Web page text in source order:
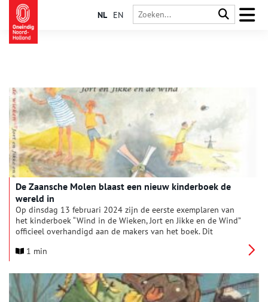
NL EN
De Zaansche Molen blaast een nieuw kinderboek de
wereld in
Op dinsdag 13 februari 2024 zijn de eerste exemplaren van
het kinderboek “Wind in de Wieken, Jort en Jikke en de Wind”
officieel overhandigd aan de makers van het boek. Dit
team dat aan dit project heeft gewerkt, waaronder auteur en
Reuvekamp en Resi Veenman-Pranger, die de begeleiding en
eindredactie voor haar rekening nam.
1 min